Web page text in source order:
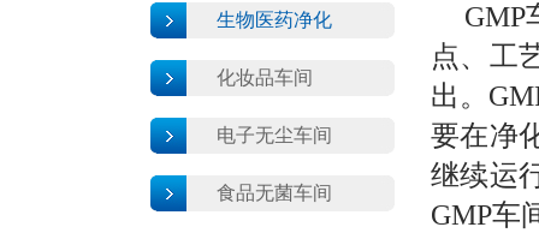
生物医药净化
化妆品车间
电子无尘车间
食品无菌车间
GMP
点、工
出。
要在净
继续运
GMP车